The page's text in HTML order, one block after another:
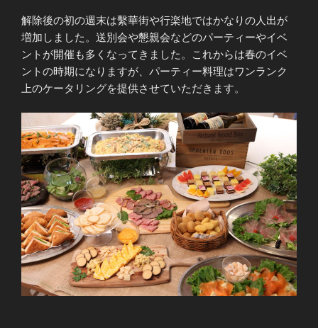
解除後の初の週末は繫華街や行楽地ではかなりの人出が
増加しました。送別会や懇親会などのパーティーやイベ
ントが開催も多くなってきました。これからは春のイベ
ントの時期になりますが、パーティー料理はワンランク
上のケータリングを提供させていただきます。